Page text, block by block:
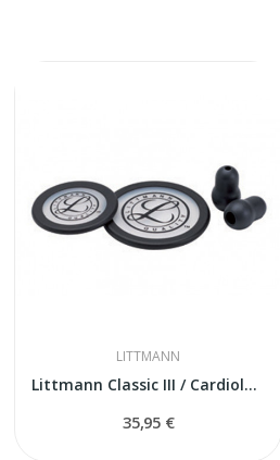
LITTMANN
Littmann Classic III / Cardiology IV rezerves...
35,95 €